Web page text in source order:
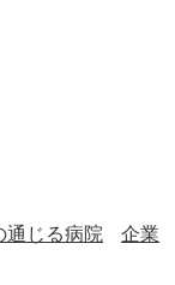
通じる病院
企業